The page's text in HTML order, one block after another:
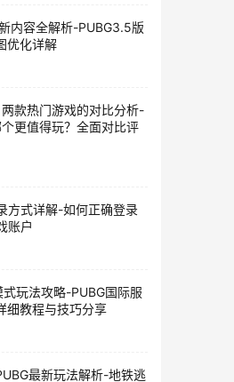
内容全解析-PUBG3.5版
优化详解
款热门游戏的对比分析-
更值得玩？全面对比评
方式详解-如何正确登录
账户
玩法攻略-PUBG国际服
细教程与技巧分享
最新玩法解析-地铁逃